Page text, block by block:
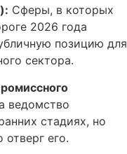
Сферы, в которых
2026 года
позицию для
сектора.
ведомство
стадиях, но
его.